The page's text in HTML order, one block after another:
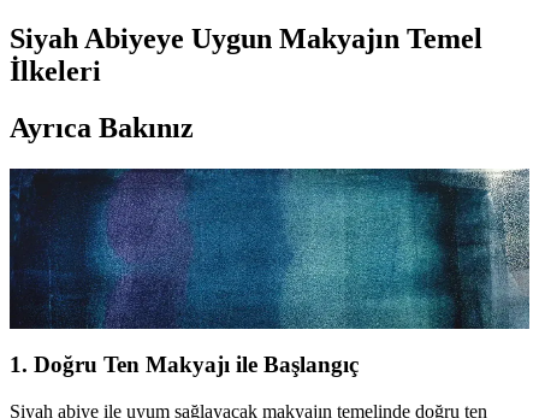
Siyah Abiyeye Uygun Makyajın Temel
İlkeleri
Ayrıca Bakınız
Siyah Abiye Uyumlu Makyaj Rehberi: Şıklık ve
Zarafetin Anahtarları
Siyah abiyelerle uyumlu makyaj önerileri, göz, dudak ve yanak
makyajı ipuçlarıyla şıklığınızı tamamlamanın yollarını keşfedin.
1. Doğru Ten Makyajı ile Başlangıç
Siyah abiye ile uyum sağlayacak makyajın temelinde doğru ten